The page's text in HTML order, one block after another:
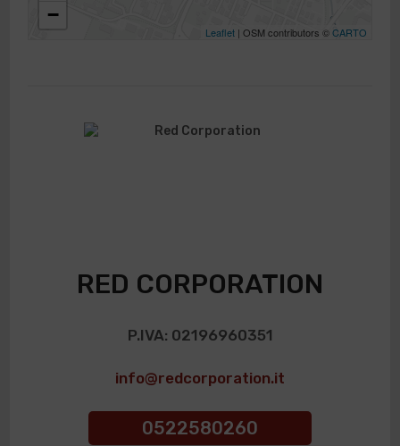
−
Leaflet| OSM contributors ©CARTO
RED CORPORATION
P.IVA: 02196960351
info@redcorporation.it
0522580260